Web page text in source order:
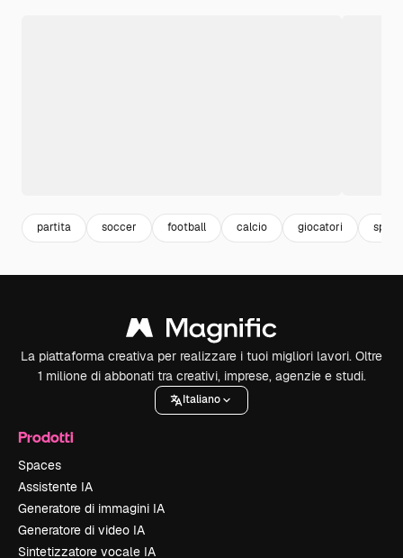
partita soccer football calcio giocatori
La piattaforma creativa per realizzare i tuoi migliori lavori. Oltre
1 milione di abbonati tra creativi, imprese, agenzie e studi.
Italiano
Prodotti
Spaces
Assistente IA
Generatore di immagini IA
Generatore di video IA
Sintetizzatore vocale IA